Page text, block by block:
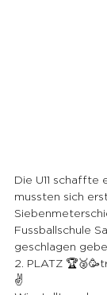
Die U11 schaffte
mussten sich
Fussballschule
geschlagen
2. PLATZ
✌️